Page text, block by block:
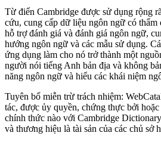
Từ điển Cambridge được sử dụng rộng
cứu, cung cấp dữ liệu ngôn ngữ có
hỗ trợ đánh giá và đánh giá ngôn ngữ,
hướng ngôn ngữ và các mẫu sử dụng.
ứng dụng làm cho nó trở thành một
người nói tiếng Anh bản địa và không
năng ngôn ngữ và hiểu các khái niệm
Tuyên bố miễn trừ trách nhiệm:
tác, được ủy quyền, chứng thực bởi
chính thức nào với Cambridge
và thương hiệu là tài sản của các chủ sở